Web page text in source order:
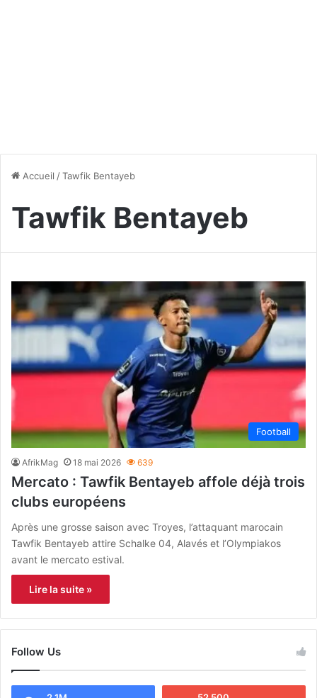
Accueil /Tawfik Bentayeb
Tawfik Bentayeb
Football
AfrikMag 18 mai 2026 639
Mercato : Tawfik Bentayeb affole déjà trois
clubs européens
Après une grosse saison avec Troyes, l’attaquant marocain
Tawfik Bentayeb attire Schalke 04, Alavés et l’Olympiakos
avant le mercato estival.
Lire la suite »
Follow Us